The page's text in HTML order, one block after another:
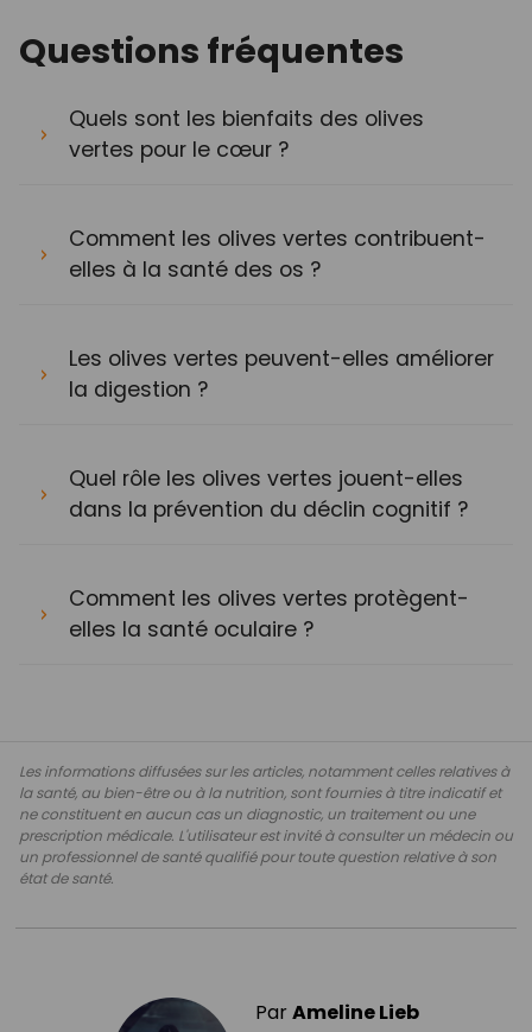
Questions fréquentes
Quels sont les bienfaits des olives
vertes pour le cœur ?
Comment les olives vertes contribuent-
elles à la santé des os ?
Les olives vertes peuvent-elles améliorer
la digestion ?
Quel rôle les olives vertes jouent-elles
dans la prévention du déclin cognitif ?
Comment les olives vertes protègent-
elles la santé oculaire ?
Les informations diffusées sur les articles, notamment celles relatives à
la santé, au bien-être ou à la nutrition, sont fournies à titre indicatif et
ne constituent en aucun cas un diagnostic, un traitement ou une
prescription médicale. L'utilisateur est invité à consulter un médecin ou
un professionnel de santé qualifié pour toute question relative à son
état de santé.
ParAmeline Lieb